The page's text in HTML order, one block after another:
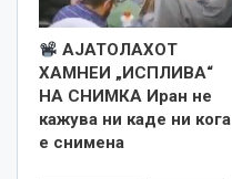
АЈАТОЛАХОТ
ХАМНЕИ „ИСПЛИВА“
НА СНИМКА Иран не
кажува ни каде ни кога
е снименa